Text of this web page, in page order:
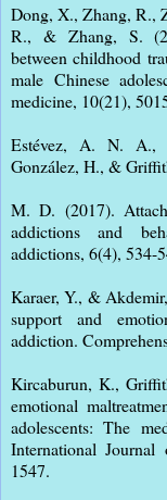
Dong, X., Zhang, R.,
R., & Zhang, S.
between childhood
male Chinese
medicine, 10(21),
Estévez, A. N. A.,
González, H., &
M. D. (2017).
addictions and
addictions, 6(4), 534-
Karaer, Y., &
support and
addiction.
Kircaburun, K.,
emotional
adolescents: The
International
1547.